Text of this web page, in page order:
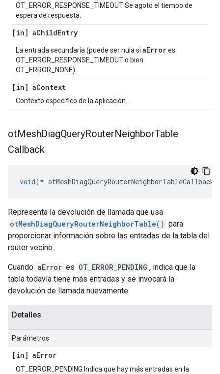
OT_ERROR_RESPONSE_TIMEOUT Se agotó el tiempo de
espera de respuesta.
[in] aChildEntry
La entrada secundaria (puede ser nula si aErrores
OT_ERROR_RESPONSE_TIMEOUT o bien
OT_ERROR_NONE).
[in] aContext
Contexto específico de la aplicación.
otMeshDiagQueryRouterNeighborTable
Callback
void(* otMeshDiagQueryRouterNeighborTableCallback
Representa la devolución de llamada que usa
otMeshDiagQueryRouterNeighborTable() para
proporcionar información sobre las entradas de la tabla del
router vecino.
Cuando aError es OT_ERROR_PENDING , indica que la
tabla todavía tiene más entradas y se invocará la
devolución de llamada nuevamente.
Detalles
Parámetros
[in] aError
OT_ERROR_PENDING Indica que hay más entradas en la